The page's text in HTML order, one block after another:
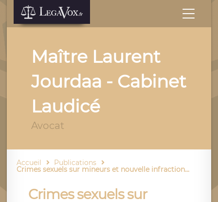
Maître Laurent
Jourdaa - Cabinet
Laudicé
Avocat
Accueil Publications
Crimes sexuels sur mineurs et nouvelle infraction...
Crimes sexuels sur